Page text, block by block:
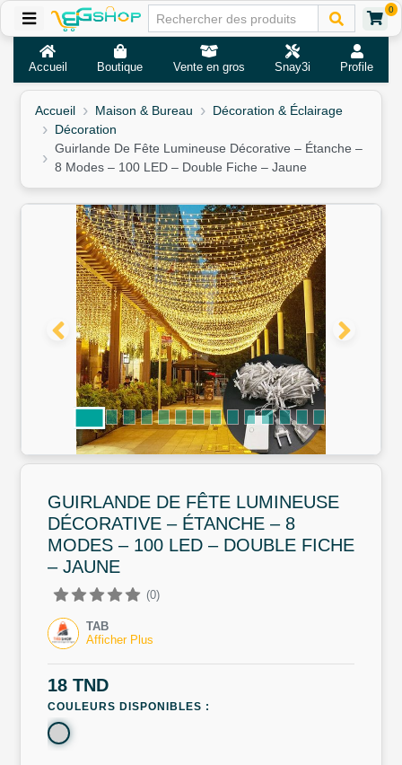
0
Accueil Boutique Vente en gros Snay3i Profile
Accueil Maison & Bureau
Décoration & Éclairage
Décoration
Guirlande De Fête Lumineuse Décorative – Étanche –
8 Modes – 100 LED – Double Fiche – Jaune
GUIRLANDE DE FÊTE LUMINEUSE
DÉCORATIVE – ÉTANCHE – 8
MODES – 100 LED – DOUBLE FICHE
– JAUNE
(0)
TAB
Afficher Plus
18 TND
COULEURS DISPONIBLES :